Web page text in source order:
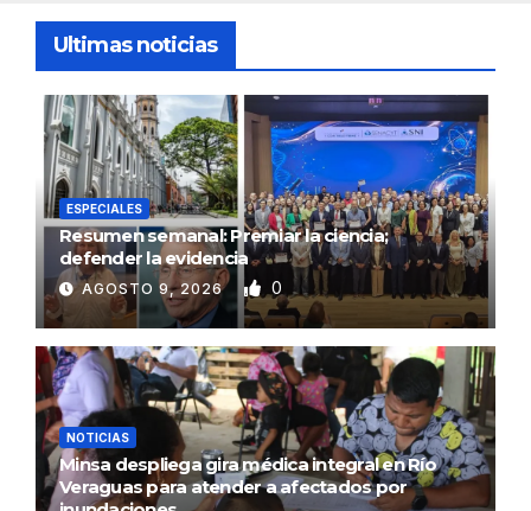
Ultimas noticias
ESPECIALES
Resumen semanal: Premiar la ciencia;
defender la evidencia
AGOSTO 9, 2026 0
NOTICIAS
Minsa despliega gira médica integral en Río
Veraguas para atender a afectados por